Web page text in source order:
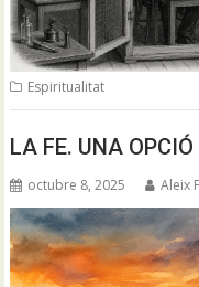
Espiritualitat
LA FE. UNA
octubre 8, 2025 Aleix